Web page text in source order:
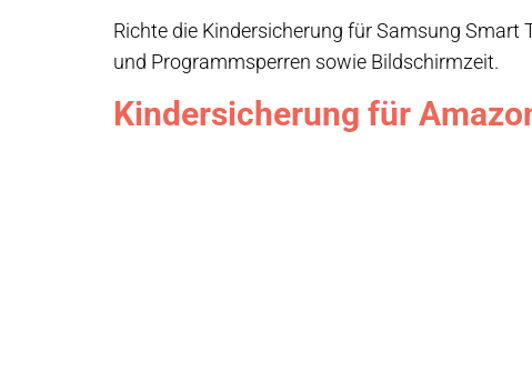
Richte die Kindersicherung für Samsung Smart
und Programmsperren sowie Bildschirmzeit.
Kindersicherung für